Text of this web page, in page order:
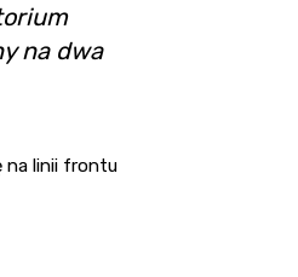
na dwa
na linii frontu